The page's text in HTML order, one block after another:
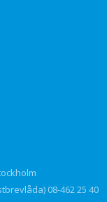
08-462 25 40